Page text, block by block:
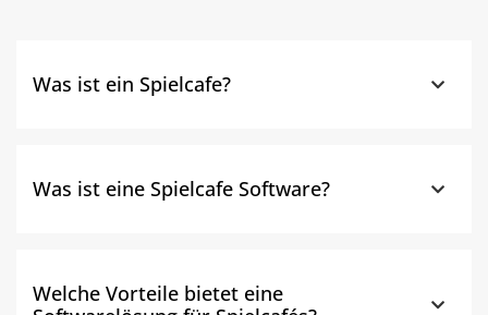
Was ist ein Spielcafe?
Was ist eine Spielcafe Software?
Welche Vorteile bietet eine